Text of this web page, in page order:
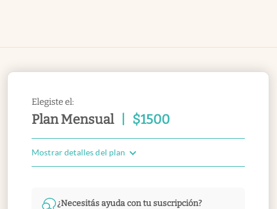
Elegiste el:
Plan Mensual $1500
Mostrar detalles del plan
¿Necesitás ayuda con tu suscripción?